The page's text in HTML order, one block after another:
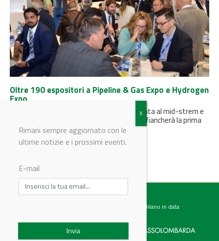
Oltre 190 espositori a Pipeline & Gas Expo e Hydrogen
Expo
Alla mostra-convegno internazionale dedicata al mid-strem e
alle reti distributive di Oil, Gas & Water si affiancherà la prima
edizione...
Testata giornalistica registrata presso il Tribunale di Milano in data
Rimani sempre aggiornato con le
ultime notizie e i prossimi eventi.
E-mail